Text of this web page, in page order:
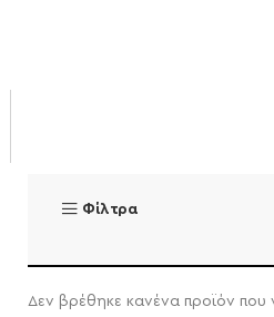
Φίλτρα
Δεν βρέθηκε κανένα προϊόν που